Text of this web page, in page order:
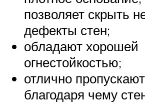
позволяет скрыть
дефекты стен;
обладают хорошей
огнестойкостью;
отлично
благодаря чему